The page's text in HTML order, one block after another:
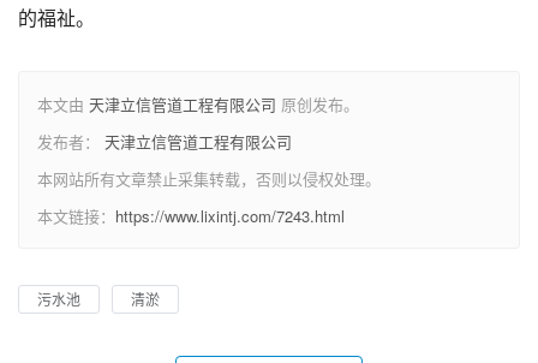
的福祉。
本文由 天津立信管道工程有限公司 原创发布。
发布者： 天津立信管道工程有限公司
本网站所有文章禁止采集转载，否则以侵权处理。
本文链接： https://www.lixintj.com/7243.html
污水池 清淤